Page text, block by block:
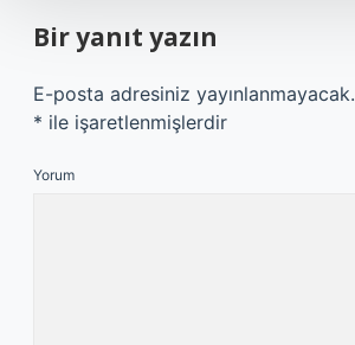
Bir yanıt yazın
E-posta adresiniz yayınlanmayacak.
* ile işaretlenmişlerdir
Yorum